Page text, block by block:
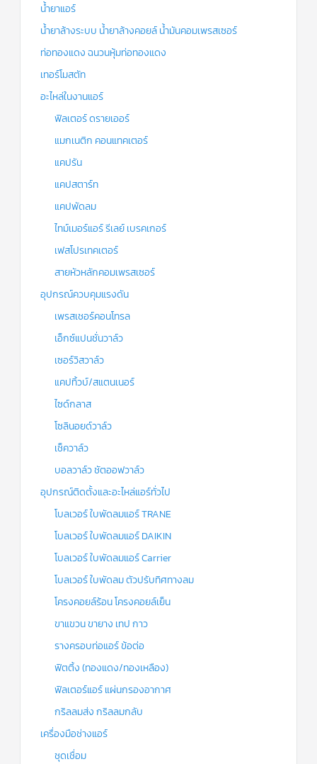
น้ำยาแอร์
น้ำยาล้างระบบ น้ำยาล้างคอยล์ น้ำมันคอมเพรสเซอร์
ท่อทองแดง ฉนวนหุ้มท่อทองแดง
เทอร์โมสตัท
อะไหล่ในงานแอร์
ฟิลเตอร์ ดรายเออร์
แมกเนติก คอนแทคเตอร์
แคปรัน
แคปสตาร์ท
แคปพัดลม
ไทม์เมอร์แอร์ รีเลย์ เบรคเกอร์
เฟสโปรเทคเตอร์
สายหัวหลักคอมเพรสเซอร์
อุปกรณ์ควบคุมแรงดัน
เพรสเชอร์คอนโทรล
เอ็กซ์แปนชั่นวาล์ว
เซอร์วิสวาล์ว
แคปทิ้วบ์/สแตนเนอร์
ไซด์กลาส
โซลินอยด์วาล์ว
เช็ควาล์ว
บอลวาล์ว ชัตออฟวาล์ว
อุปกรณ์ติดตั้งและอะไหล่แอร์ทั่วไป
โบลเวอร์ ใบพัดลมแอร์ TRANE
โบลเวอร์ ใบพัดลมแอร์ DAIKIN
โบลเวอร์ ใบพัดลมแอร์ Carrier
โบลเวอร์ ใบพัดลม ตัวปรับทิศทางลม
โครงคอยล์ร้อน โครงคอยล์เย็น
ขาแขวน ขายาง เทป กาว
รางครอบท่อแอร์ ข้อต่อ
ฟิตติ้ง (ทองแดง/ทองเหลือง)
ฟิลเตอร์แอร์ แผ่นกรองอากาศ
กริลลมส่ง กริลลมกลับ
เครื่องมือช่างแอร์
ชุดเชื่อม